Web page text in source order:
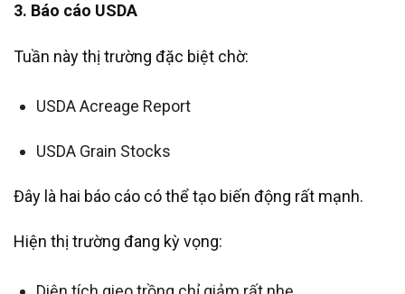
3. Báo cáo USDA
Tuần này thị trường đặc biệt chờ:
USDA Acreage Report
USDA Grain Stocks
Đây là hai báo cáo có thể tạo biến động rất mạnh.
Hiện thị trường đang kỳ vọng: